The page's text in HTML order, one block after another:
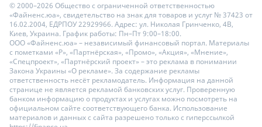
© 2000–2026 Общество с ограниченной ответственностью
«Файненс.юа», свидетельство на знак для товаров и услуг № 37423 от
16.02.2004, ЕДРПОУ 22929966. Адрес: ул. Николая Гринченко, 4В,
Киев, Украина. График работы: Пн–Пт 9:00–18:00.
ООО «Файненс.юа» – независимый финансовый портал. Материалы
с пометками «Р», «Партнёрская», «Промо», «Акция», «Мнение»,
«Спецпроект», «Партнёрский проект» – это реклама в понимании
Закона Украины «О рекламе». За содержание рекламы
ответственность несёт рекламодатель. Информация на данной
странице не является рекламой банковских услуг. Проверенную
банком информацию о продуктах и услугах можно посмотреть на
официальном сайте соответствующего банка. Использование
материалов и данных с сайта разрешено только с гиперссылкой